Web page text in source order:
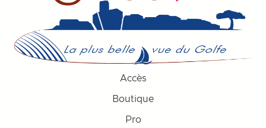
Accès
Boutique
Pro